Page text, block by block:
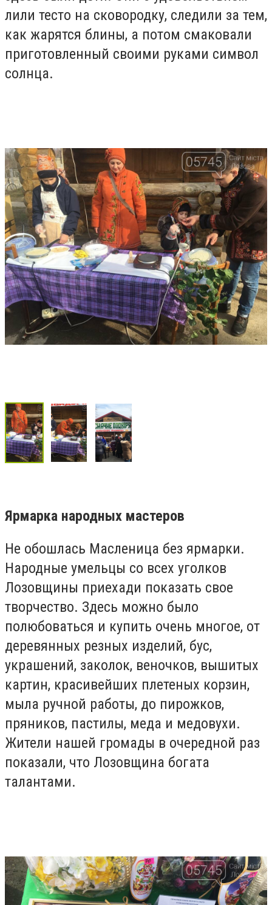
лили тесто на сковородку, следили за тем,
как жарятся блины, а потом смаковали
приготовленный своими руками символ
солнца.
Ярмарка народных мастеров
Не обошлась Масленица без ярмарки.
Народные умельцы со всех уголков
Лозовщины приехади показать свое
творчество. Здесь можно было
полюбоваться и купить очень многое, от
деревянных резных изделий, бус,
украшений, заколок, веночков, вышитых
картин, красивейших плетеных корзин,
мыла ручной работы, до пирожков,
пряников, пастилы, меда и медовухи.
Жители нашей громады в очередной раз
показали, что Лозовщина богата
талантами.